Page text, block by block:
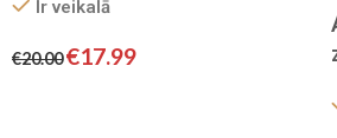
Ir veikalā
€20.00€17.99